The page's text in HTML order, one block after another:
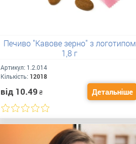
Печиво "Кавове зерно" з логотипом
1,8 г
Артикул: 1.2.014
Кількість: 12018
від 10.49 ₴ Детальніше